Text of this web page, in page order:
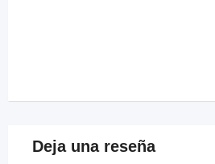
Deja una reseña